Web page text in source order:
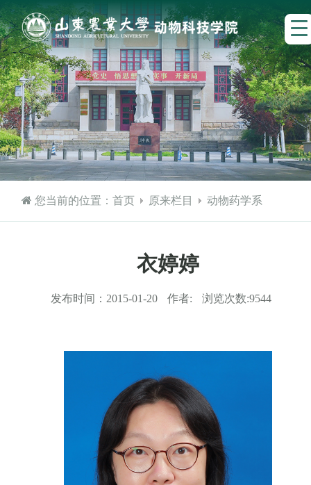
您当前的位置：首页 原来栏目 动物药学系
衣婷婷
发布时间： 2015-01-20 作者: 浏览次数:9544